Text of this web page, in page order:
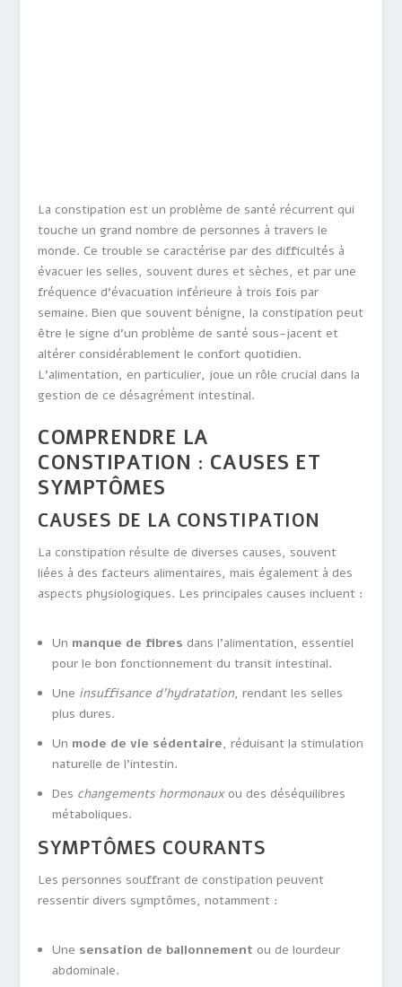
La constipation est un problème de santé récurrent qui
touche un grand nombre de personnes à travers le
monde. Ce trouble se caractérise par des difficultés à
évacuer les selles, souvent dures et sèches, et par une
fréquence d’évacuation inférieure à trois fois par
semaine. Bien que souvent bénigne, la constipation peut
être le signe d’un problème de santé sous-jacent et
altérer considérablement le confort quotidien.
L’alimentation, en particulier, joue un rôle crucial dans la
gestion de ce désagrément intestinal.
COMPRENDRE LA
CONSTIPATION : CAUSES ET
SYMPTÔMES
CAUSES DE LA CONSTIPATION
La constipation résulte de diverses causes, souvent
liées à des facteurs alimentaires, mais également à des
aspects physiologiques. Les principales causes incluent :
Un manque de fibres dans l’alimentation, essentiel
pour le bon fonctionnement du transit intestinal.
Une insuffisance d’hydratation, rendant les selles
plus dures.
Un mode de vie sédentaire, réduisant la stimulation
naturelle de l’intestin.
Des changements hormonauxou des déséquilibres
métaboliques.
SYMPTÔMES COURANTS
Les personnes souffrant de constipation peuvent
ressentir divers symptômes, notamment :
Une sensation de ballonnement ou de lourdeur
abdominale.